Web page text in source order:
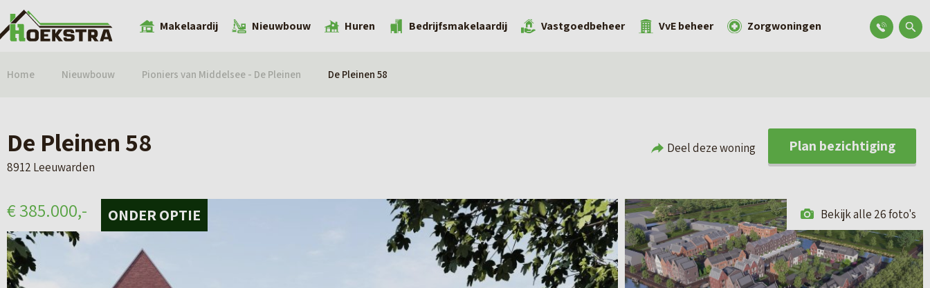
Makelaardij Nieuwbouw Huren Bedrijfsmakelaardij Vastgoedbeheer VvE beheer Zorgwoningen
Home Nieuwbouw Pioniers van Middelsee - De Pleinen De Pleinen 58
De Pleinen 58
8912 Leeuwarden
Deel deze woning Plan bezichtiging
€ 385.000,- ONDER OPTIE Bekijk alle 26 foto's